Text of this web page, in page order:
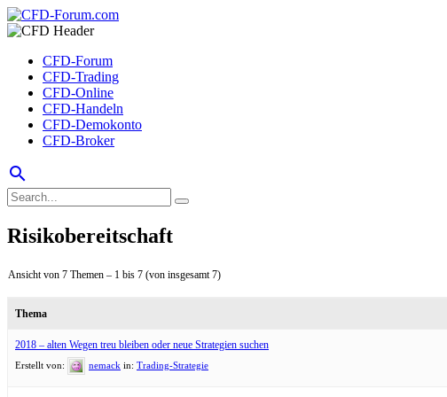
CFD-Forum
CFD-Trading
CFD-Online
CFD-Handeln
CFD-Demokonto
CFD-Broker
search
Risikobereitschaft
Ansicht von 7 Themen – 1 bis 7 (von insgesamt 7)
Thema
2018 – alten Wegen treu bleiben oder neue Strategien suchen
Erstellt von: nemack in: Trading-Strategie